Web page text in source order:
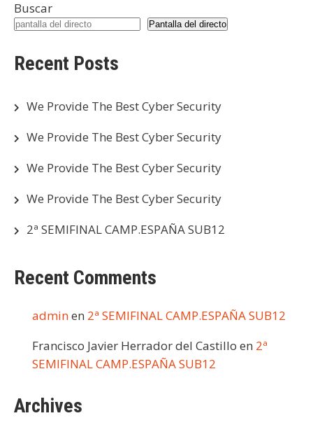
entradas
Buscar
Pantalla del directo
Recent Posts
We Provide The Best Cyber Security
We Provide The Best Cyber Security
We Provide The Best Cyber Security
We Provide The Best Cyber Security
2ª SEMIFINAL CAMP.ESPAÑA SUB12
Recent Comments
adminen 2ª SEMIFINAL CAMP.ESPAÑA SUB12
Francisco Javier Herrador del Castillo en 2ª
SEMIFINAL CAMP.ESPAÑA SUB12
Archives